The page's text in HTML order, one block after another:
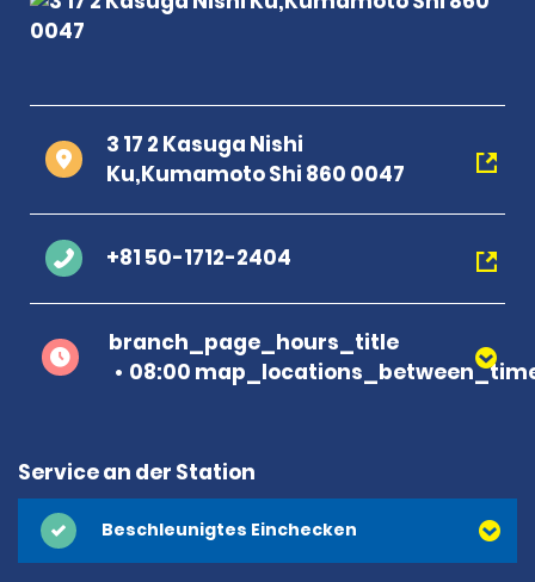
3 17 2 Kasuga Nishi
Ku,Kumamoto Shi 860 0047
+81 50-1712-2404
branch_page_hours_title
08:00
Service an der Station
Beschleunigtes Einchecken